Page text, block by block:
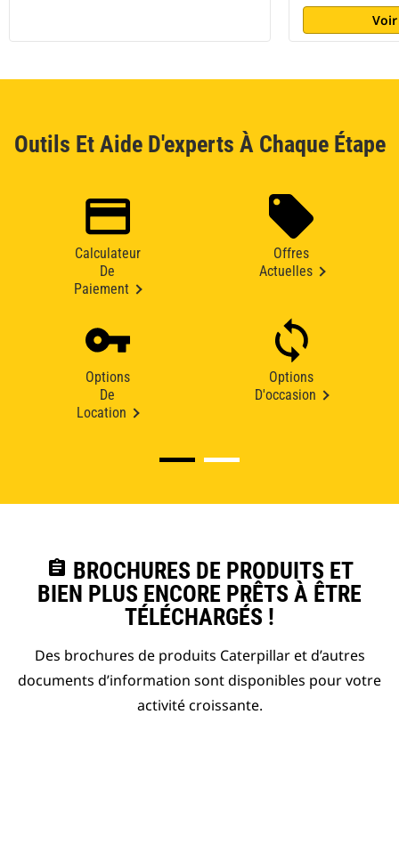
Outils Et Aide D'experts À Chaque Étape
Calculateur
De
Paiement
Offres
Actuelles
Options
De
Location
Options
D'occasion
assignment BROCHURES DE PRODUITS ET
BIEN PLUS ENCORE PRÊTS À ÊTRE
TÉLÉCHARGÉS !
Des brochures de produits Caterpillar et d’autres
documents d’information sont disponibles pour votre
activité croissante.